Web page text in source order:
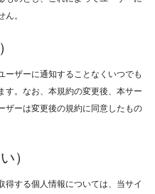
。
ーザーに通知することなくいつでも
す。なお、本規約の変更後、本サー
ザーは変更後の規約に同意したもの
）
得する個人情報については、当サイ